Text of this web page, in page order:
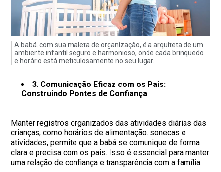
A babá, com sua maleta de organização, é a arquiteta de um
ambiente infantil seguro e harmonioso, onde cada brinquedo
e horário está meticulosamente no seu lugar.
3. Comunicação Eficaz com os Pais:
Construindo Pontes de Confiança
Manter registros organizados das atividades diárias das
crianças, como horários de alimentação, sonecas e
atividades, permite que a babá se comunique de forma
clara e precisa com os pais. Isso é essencial para manter
uma relação de confiança e transparência com a família.